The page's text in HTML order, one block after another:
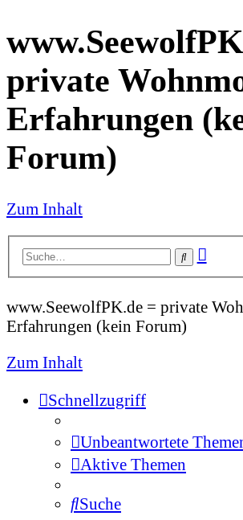
private
Erfahrungen
Forum)
Zum Inhalt
Suche
www.SeewolfPK.de = private
Erfahrungen (kein Forum)
Zum Inhalt
Schnellzugriff
Unbeantwortete
Aktive Themen
Suche